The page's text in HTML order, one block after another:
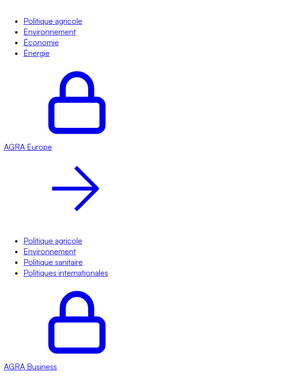
Politique agricole
Environnement
Économie
Énergie
AGRA Europe
Politique agricole
Environnement
Politique sanitaire
Politiques internationales
AGRA Business